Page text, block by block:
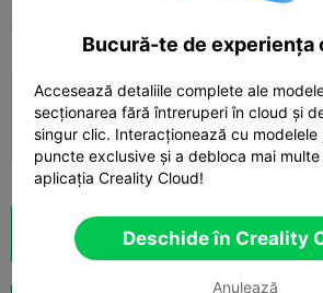
K2 Plus K2 Pro
0.2mm layer, 2 walls,
 01h 48m  1
Secționare Cloud Deschide în
Bucură-te de experiența
Accesează detaliile complete ale
secționarea fără întreruperi în cloud și
singur clic. Interacționează cu
puncte exclusive și a debloca mai
aplicația Creality Cloud!
Deschide în Creality
Anulează